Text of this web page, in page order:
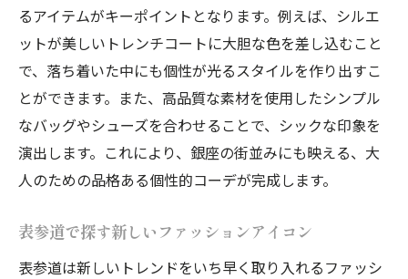
るアイテムがキーポイントとなります。例えば、シルエ
ットが美しいトレンチコートに大胆な色を差し込むこと
で、落ち着いた中にも個性が光るスタイルを作り出すこ
とができます。また、高品質な素材を使用したシンプル
なバッグやシューズを合わせることで、シックな印象を
演出します。これにより、銀座の街並みにも映える、大
人のための品格ある個性的コーデが完成します。
表参道で探す新しいファッションアイコン
表参道は新しいトレンドをいち早く取り入れるファッシ